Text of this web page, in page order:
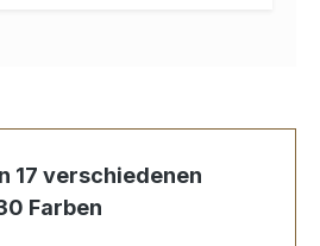
17 verschiedenen
Farben